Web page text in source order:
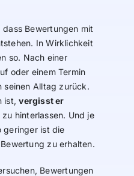
Bewertungen mit
In Wirklichkeit
so. Nach einer
oder einem Termin
seinen Alltag zurück.
ist,vergisst er
hinterlassen. Und je
geringer ist die
zu erhalten.
Bewertungen